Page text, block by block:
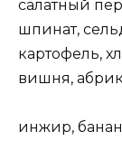
салатный
шпинат,
картофель,
вишня,
инжир,